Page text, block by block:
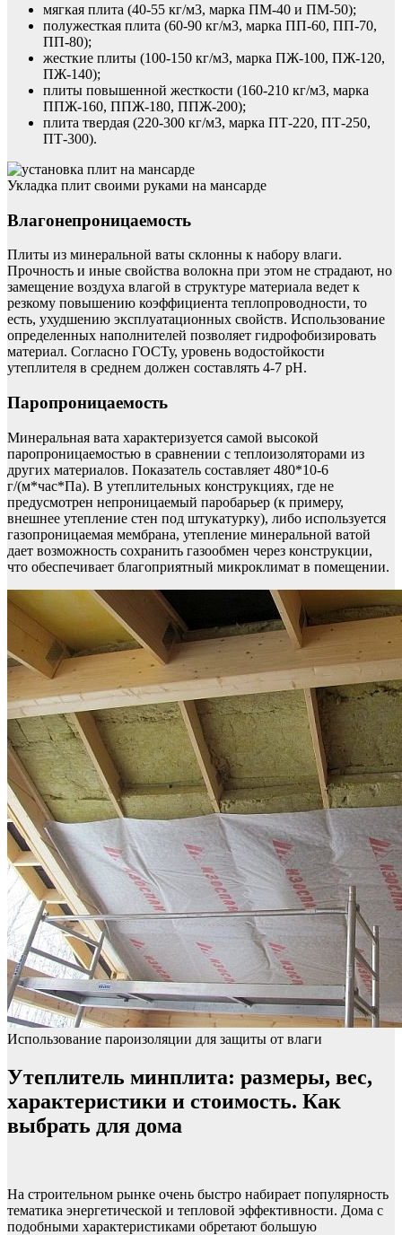
мягкая плита (40-55 кг/м3, марка ПМ-40 и ПМ-50);
полужесткая плита (60-90 кг/м3, марка ПП-60, ПП-70,
ПП-80);
жесткие плиты (100-150 кг/м3, марка ПЖ-100, ПЖ-120,
ПЖ-140);
плиты повышенной жесткости (160-210 кг/м3, марка
ППЖ-160, ППЖ-180, ППЖ-200);
плита твердая (220-300 кг/м3, марка ПТ-220, ПТ-250,
ПТ-300).
Укладка плит своими руками на мансарде
Влагонепроницаемость
Плиты из минеральной ваты склонны к набору влаги.
Прочность и иные свойства волокна при этом не страдают, но
замещение воздуха влагой в структуре материала ведет к
резкому повышению коэффициента теплопроводности, то
есть, ухудшению эксплуатационных свойств. Использование
определенных наполнителей позволяет гидрофобизировать
материал. Согласно ГОСТу, уровень водостойкости
утеплителя в среднем должен составлять 4-7 рН.
Паропроницаемость
Минеральная вата характеризуется самой высокой
паропроницаемостью в сравнении с теплоизоляторами из
других материалов. Показатель составляет 480*10-6
г/(м*час*Па). В утеплительных конструкциях, где не
предусмотрен непроницаемый паробарьер (к примеру,
внешнее утепление стен под штукатурку), либо используется
газопроницаемая мембрана, утепление минеральной ватой
дает возможность сохранить газообмен через конструкции,
что обеспечивает благоприятный микроклимат в помещении.
Использование пароизоляции для защиты от влаги
Утеплитель минплита: размеры, вес,
характеристики и стоимость. Как
выбрать для дома
На строительном рынке очень быстро набирает популярность
тематика энергетической и тепловой эффективности. Дома с
подобными характеристиками обретают большую